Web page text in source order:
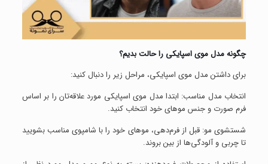
چگونه مدل موی اسپایکی را حالت بدیم؟
برای داشتن مدل موی اسپایکی، مراحل زیر را دنبال کنید:
انتخاب مدل مناسب: ابتدا مدل موی اسپایکی مورد علاقه‌تان را بر اساس
فرم صورت و جنس موهای خود انتخاب کنید.
شستشوی مو: قبل از فرم‌دهی، موهای خود را با شامپوی مناسب بشویید
تا چربی و آلودگی‌ها از بین بروند.